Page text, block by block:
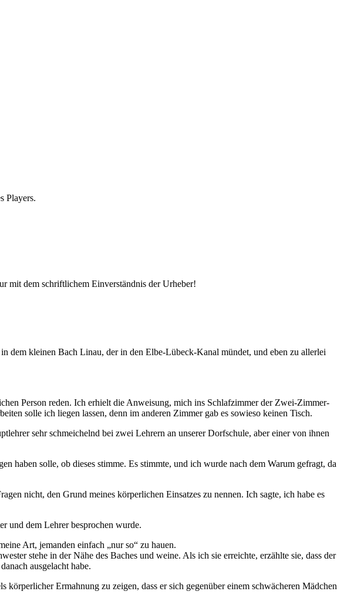
Players.
mit dem schriftlichem Einverständnis der Urheber!
dem kleinen Bach Linau, der in den Elbe-Lübeck-Kanal mündet, und eben zu allerlei
Person reden. Ich erhielt die Anweisung, mich ins Schlafzimmer der Zwei-Zimmer-
solle ich liegen lassen, denn im anderen Zimmer gab es sowieso keinen Tisch.
sehr schmeichelnd bei zwei Lehrern an unserer Dorfschule, aber einer von ihnen
haben solle, ob dieses stimme. Es stimmte, und ich wurde nach dem Warum gefragt, da
nicht, den Grund meines körperlichen Einsatzes zu nennen. Ich sagte, ich habe es
und dem Lehrer besprochen wurde.
Art, jemanden einfach
nur so
zu hauen.
stehe in der Nähe des Baches und weine. Als ich sie erreichte, erzählte sie, dass der
ausgelacht habe.
Ermahnung zu zeigen, dass er sich gegenüber einem schwächeren Mädchen